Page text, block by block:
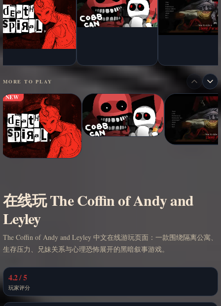
MORE TO PLAY
NEW
在线玩 The Coffin of Andy and
Leyley
The Coffin of Andy and Leyley 中文在线游玩页面：一款围绕隔离公寓、
生存压力、兄妹关系与心理恐怖展开的黑暗叙事游戏。
4.2 / 5
玩家评分